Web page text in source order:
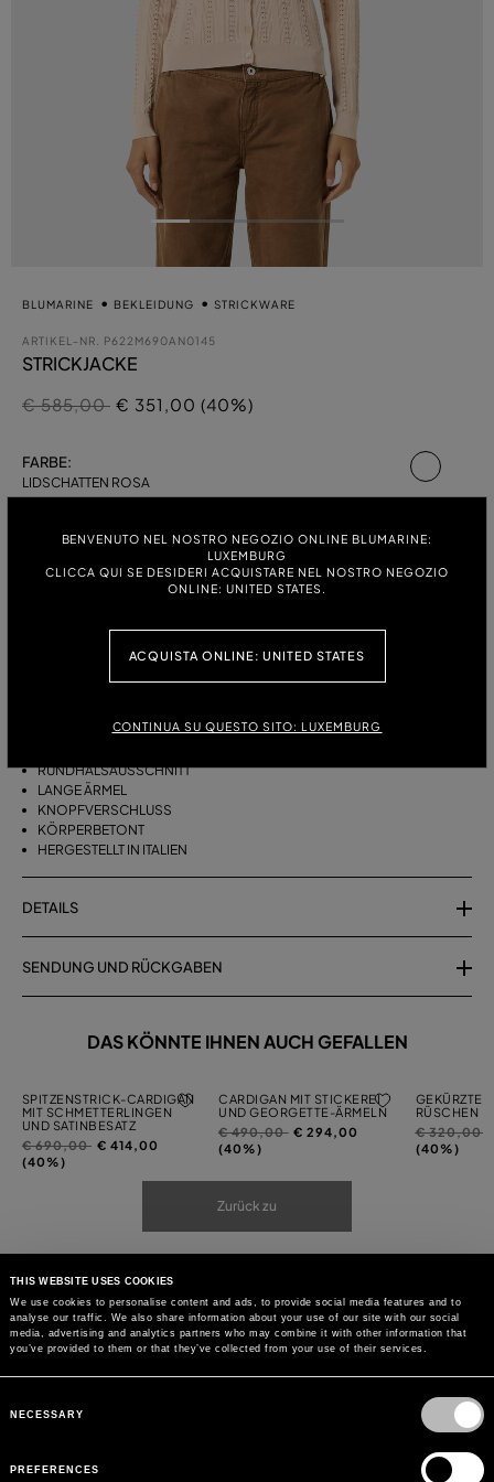
THIS WEBSITE USES COOKIES
We use cookies to personalise content and ads, to provide social media features and to
analyse our traffic. We also share information about your use of our site with our social
media, advertising and analytics partners who may combine it with other information that
you’ve provided to them or that they’ve collected from your use of their services.
Selection
NECESSARY
PREFERENCES
BENVENUTO NEL NOSTRO NEGOZIO ONLINE BLUMARINE:
LUXEMBURG
CLICCA QUI SE DESIDERI ACQUISTARE NEL NOSTRO NEGOZIO
ONLINE: UNITED STATES.
ACQUISTA ONLINE: UNITED STATES
CONTINUA SU QUESTO SITO: LUXEMBURG
BLUMARINE BEKLEIDUNG STRICKWARE
ARTIKEL-NR. P622M690AN0145
STRICKJACKE
Preis reduziert von
€ 585,00auf
€ 351,00 (40%)
FARBE:
LIDSCHATTEN ROSA
BESCHREIBUNG
VISKOSE-STRICK
RUNDHALSAUSSCHNITT
LANGE ÄRMEL
KNOPFVERSCHLUSS
KÖRPERBETONT
HERGESTELLT IN ITALIEN
DETAILS
SENDUNG UND RÜCKGABEN
DAS KÖNNTE IHNEN AUCH GEFALLEN
SPITZENSTRICK-CARDIGAN
MIT SCHMETTERLINGEN
UND SATINBESATZ
Preis
reduziert
€ 690,00auf
€ 414,00
(40%)
CARDIGAN MIT STICKEREI
UND GEORGETTE-ÄRMELN
Preis
reduziert
€ 490,00auf
€ 294,00
(40%)
RÜSCHEN
Preis
reduziert
€ 320,00
(40%)
Zurück zu